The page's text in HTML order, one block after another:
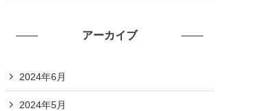
アーカイブ
2024年6月
2024年5月